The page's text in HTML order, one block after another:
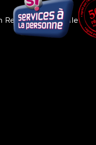
Rennais et tout l'Ille